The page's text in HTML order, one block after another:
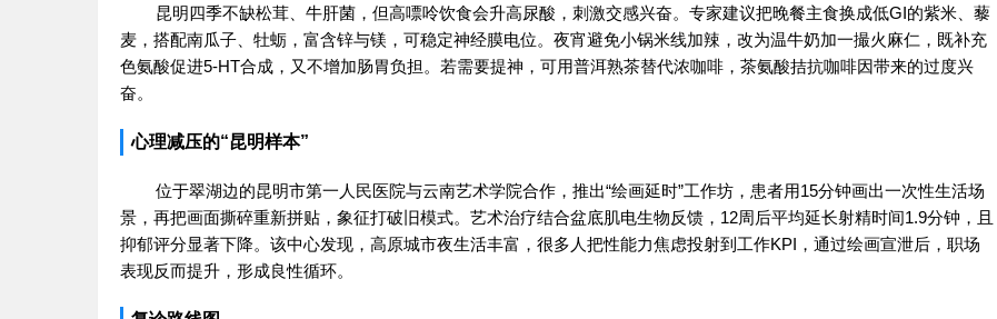
昆明四季不缺松茸、牛肝菌，但高嘌呤饮食会升高尿酸，刺激交感兴奋。专家建议把晚餐主食换成低GI的紫米、藜
麦，搭配南瓜子、牡蛎，富含锌与镁，可稳定神经膜电位。夜宵避免小锅米线加辣，改为温牛奶加一撮火麻仁，既补充
色氨酸促进5-HT合成，又不增加肠胃负担。若需要提神，可用普洱熟茶替代浓咖啡，茶氨酸拮抗咖啡因带来的过度兴
奋。
心理减压的“昆明样本”
位于翠湖边的昆明市第一人民医院与云南艺术学院合作，推出“绘画延时”工作坊，患者用15分钟画出一次性生活场
景，再把画面撕碎重新拼贴，象征打破旧模式。艺术治疗结合盆底肌电生物反馈，12周后平均延长射精时间1.9分钟，且
抑郁评分显著下降。该中心发现，高原城市夜生活丰富，很多人把性能力焦虑投射到工作KPI，通过绘画宣泄后，职场
表现反而提升，形成良性循环。